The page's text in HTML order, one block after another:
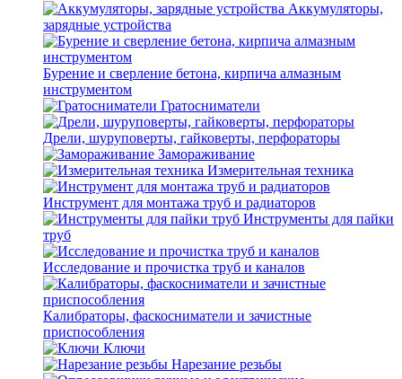
Аккумуляторы,
зарядные устройства
Бурение и сверление бетона, кирпича алмазным
инструментом
Гратосниматели
Дрели, шуруповерты, гайковерты, перфораторы
Замораживание
Измерительная техника
Инструмент для монтажа труб и радиаторов
Инструменты для пайки
труб
Исследование и прочистка труб и каналов
Калибраторы, фаскосниматели и зачистные
приспособления
Ключи
Нарезание резьбы